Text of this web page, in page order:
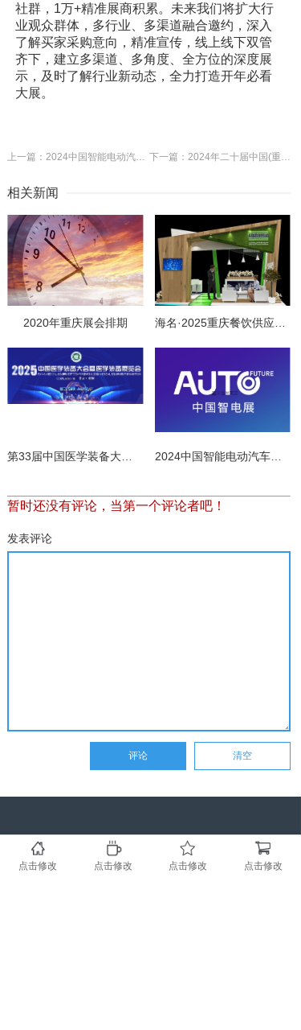
社群，1万+精准展商积累。未来我们将扩大行
业观众群体，多行业、多渠道融合邀约，深入
了解买家采购意向，精准宣传，线上线下双管
齐下，建立多渠道、多角度、全方位的深度展
示，及时了解行业新动态，全力打造开年必看
大展。
上一篇：2024中国智能电动汽车科技与供应链展览会 下一篇：2024年二十届中国(重庆)国际润滑油、脂、养护用品及技术设备展览会
相关新闻
2020年重庆展会排期 海名·2025重庆餐饮供应链及食材博览会
2024中国智能电动汽车科技与供应链展览会
暂时还没有评论，当第一个评论者吧！
发表评论
点击修改 点击修改 点击修改 点击修改